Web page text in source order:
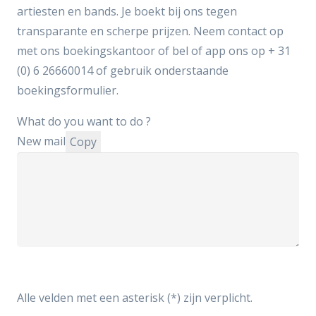
artiesten en bands. Je boekt bij ons tegen
transparante en scherpe prijzen. Neem contact op
met ons boekingskantoor of bel of app ons op + 31
(0) 6 26660014 of gebruik onderstaande ​
boekingsformulier.​
What do you want to do ?
New mail Copy
Alle velden met een asterisk (*) zijn verplicht.